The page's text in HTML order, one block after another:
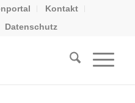
Kontakt
Datenschutz